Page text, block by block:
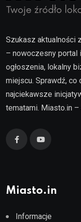
Szukasz aktualności
– nowoczesny portal
ogłoszenia, lokalny
miejscu. Sprawdź,
najciekawsze
tematami. Miasto.in
Miasto.in
Informacje